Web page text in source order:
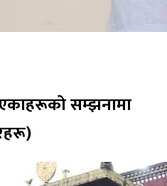
सम्झनामा